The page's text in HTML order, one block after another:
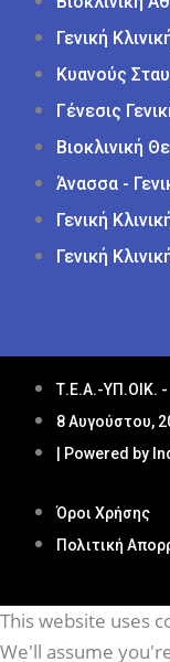
Γενική
Κυανούς
Γένεσις
Βιοκλινική
Άνασσα -
Γενική
Γενική
Τ.Ε.Α.-ΥΠ.ΟΙΚ. -
8 Αυγούστου,
| Powered by
Όροι Χρήσης
Πολιτική
This website uses
We'll assume